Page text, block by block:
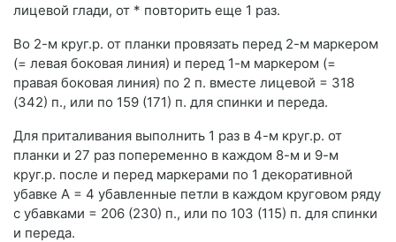
лицевой глади, от * повторить еще 1 раз.
Во 2-м круг.р. от планки провязать перед 2-м маркером
(= левая боковая линия) и перед 1-м маркером (=
правая боковая линия) по 2 п. вместе лицевой = 318
(342) п., или по 159 (171) п. для спинки и переда.
Для приталивания выполнить 1 раз в 4-м круг.р. от
планки и 27 раз попеременно в каждом 8-м и 9-м
круг.р. после и перед маркерами по 1 декоративной
убавке А = 4 убавленные петли в каждом круговом ряду
с убавками = 206 (230) п., или по 103 (115) п. для спинки
и переда.